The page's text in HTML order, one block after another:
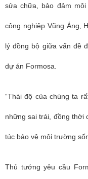
sửa chữa, bảo đảm
công nghiệp Vũng Áng,
lý đồng bộ giữa vấn đề
dự án Formosa.
“Thái độ của chúng ta
những sai trái, đồng thời
túc bảo vệ môi trường
Thủ tướng yêu cầu